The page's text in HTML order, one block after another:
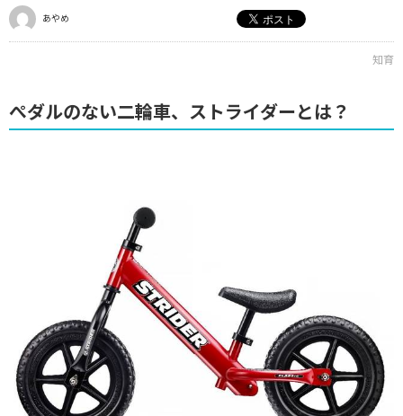
あやめ
知育
ぺダルのない二輪車、ストライダーとは？